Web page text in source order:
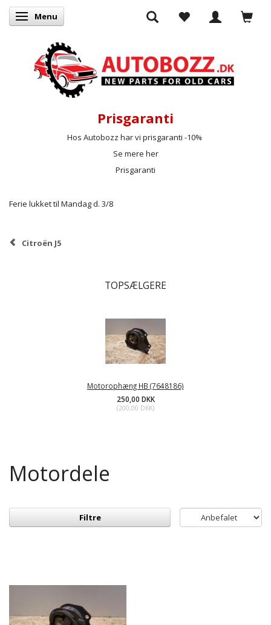
Skifte navigation
Menu
Prisgaranti
Hos Autobozz har vi prisgaranti -10%
Se mere her
Prisgaranti
Ferie lukket til Mandag d. 3/8
Citroën J5
TOPSÆLGERE
Motorophæng HB (7648186)
250,00 DKK
(200,00 DKK)
Motordele
Filtre